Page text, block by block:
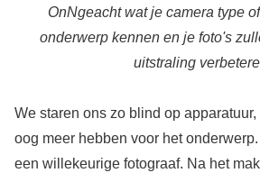
OnNgeacht wat je camera type
onderwerp kennen en je foto's
uitstraling
We staren ons zo blind op
oog meer hebben voor het
een willekeurige fotograaf. Na het